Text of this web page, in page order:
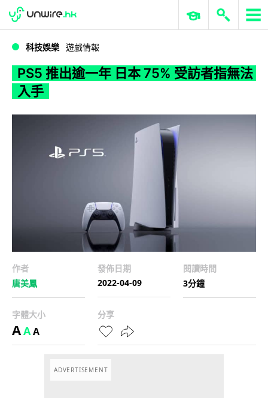
PS5 推出逾一年 日本 75% 受訪者指無法入手
WWDC 2026 ERP 與商業 AI
科技娛樂 遊戲情報
PS5 推出逾一年 日本 75% 受訪者指無法
入手
作者
唐美鳳
發佈日期
2022-04-09
閱讀時間
3分鐘
字體大小
AAA
分享
ADVERTISEMENT